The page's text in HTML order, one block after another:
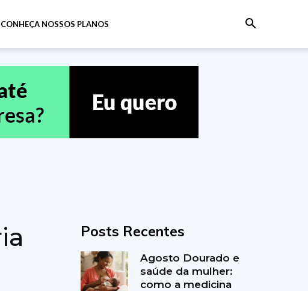
CONHEÇA NOSSOS PLANOS
Posts Recentes
Agosto Dourado e
saúde da mulher:
como a medicina